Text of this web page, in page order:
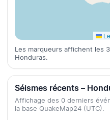
Les marqueurs affichent les
Honduras.
Séismes récents –
Affichage des 0 derniers
la base QuakeMap24 (UTC).